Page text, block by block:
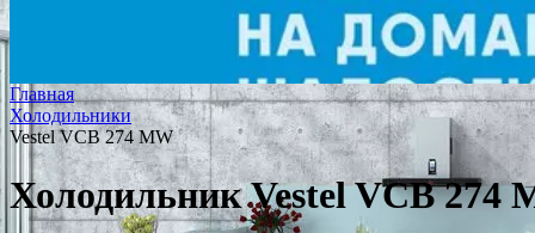
Главная
Холодильники
Vestel VCB 274 MW
Холодильник Vestel VCB 274